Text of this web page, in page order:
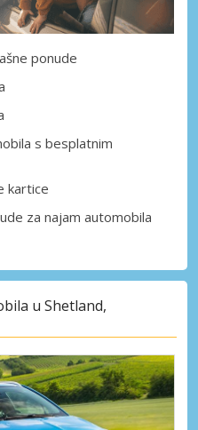
ponudama naših
ponude
s besplatnim
kartice
za najam automobila
u Shetland,